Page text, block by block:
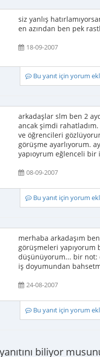
siz yanlış
en azından ben pek
18-09-2007
Bu yanıt için yorum
arkadaşlar slm ben 2
ancak şimdi
ve öğrencileri
görüşme ayarlıyorum.
yapıoyrum eğlenceli bir
08-09-2007
Bu yanıt için yorum
merhaba arkadaşım
görüşmeleri
düşünüyorum... bir not:
iş doyumundan
24-08-2007
Bu yanıt için yorum
biliyor